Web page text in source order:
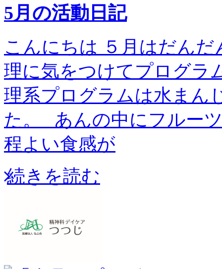
5月の活動日記
こんにちは ５月はだん
理に気をつけてプログラ
理系プログラムは水まん
た。 あんの中にフルー
程よい食感が
続きを読む